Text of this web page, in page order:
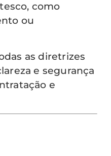
como
ou
as diretrizes
e segurança
e